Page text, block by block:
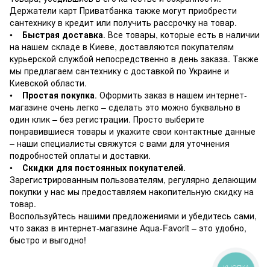
Держатели карт Приватбанка также могут приобрести
сантехнику в кредит или получить рассрочку на товар.
• Быстрая доставка. Все товары, которые есть в наличии
на нашем складе в Киеве, доставляются покупателям
курьерской службой непосредственно в день заказа. Также
мы предлагаем сантехнику с доставкой по Украине и
Киевской области.
• Простая покупка. Оформить заказ в нашем интернет-
магазине очень легко – сделать это можно буквально в
один клик – без регистрации. Просто выберите
понравившиеся товары и укажите свои контактные данные
– наши специалисты свяжутся с вами для уточнения
подробностей оплаты и доставки.
• Скидки для постоянных покупателей.
Зарегистрированным пользователям, регулярно делающим
покупки у нас мы предоставляем накопительную скидку на
товар.
Воспользуйтесь нашими предложениями и убедитесь сами,
что заказ в интернет-магазине Aqua-Favorit – это удобно,
быстро и выгодно!